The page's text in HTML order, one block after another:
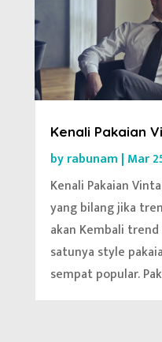
Kenali Pakaian
byrabunam | Mar
Kenali Pakaian
yang bilang jika
akan Kembali
satunya style
sempat popular.